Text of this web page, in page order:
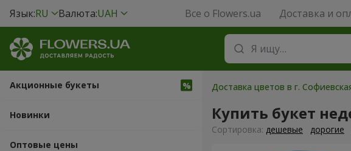
Язык:RU Валюта:UAH Все о Flowers.ua Доставка и
Акционные букеты
Новинки
Оптовые цены
Доставка цветов в г.
Купить букет
Cортировка: дешевые дорогие